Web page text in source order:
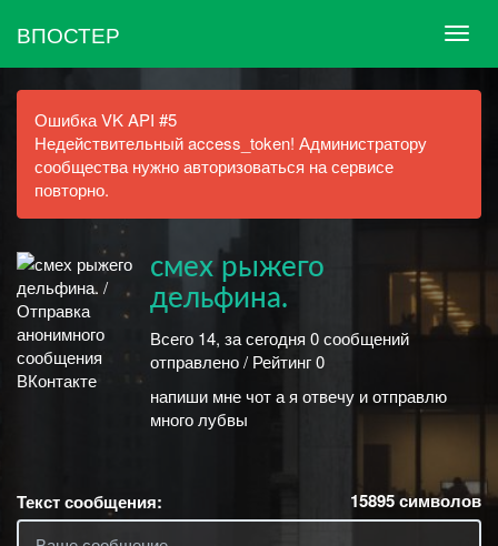
ВПОСТЕР
Ошибка VK API #5
Недействительный access_token! Администратору
сообщества нужно авторизоваться на сервисе
повторно.
смех рыжего
дельфина.
Всего 14, за сегодня 0 сообщений
отправлено / Рейтинг 0
напиши мне чот а я отвечу и отправлю
много лубвы
Текст сообщения: 15895символов